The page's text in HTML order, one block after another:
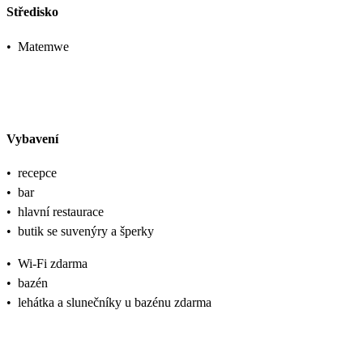
Středisko
• Matemwe
Vybavení
• recepce
• bar
• hlavní restaurace
• butik se suvenýry a šperky
• Wi-Fi zdarma
• bazén
• lehátka a slunečníky u bazénu zdarma